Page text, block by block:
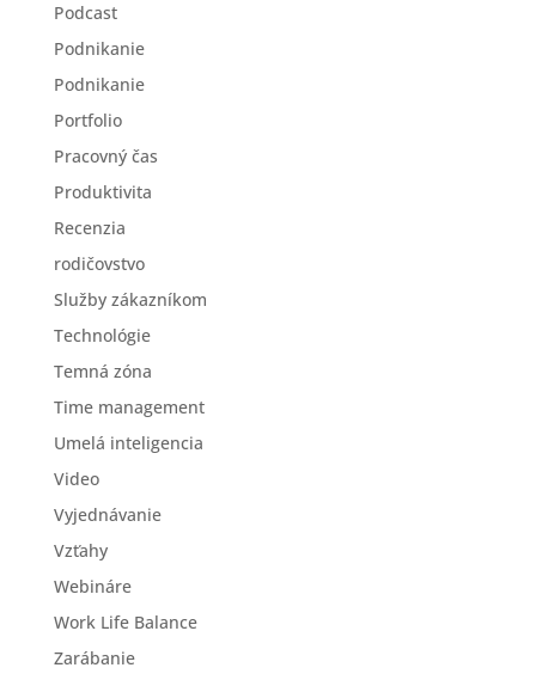
Podcast
Podnikanie
Podnikanie
Portfolio
Pracovný čas
Produktivita
Recenzia
rodičovstvo
Služby zákazníkom
Technológie
Temná zóna
Time management
Umelá inteligencia
Video
Vyjednávanie
Vzťahy
Webináre
Work Life Balance
Zarábanie